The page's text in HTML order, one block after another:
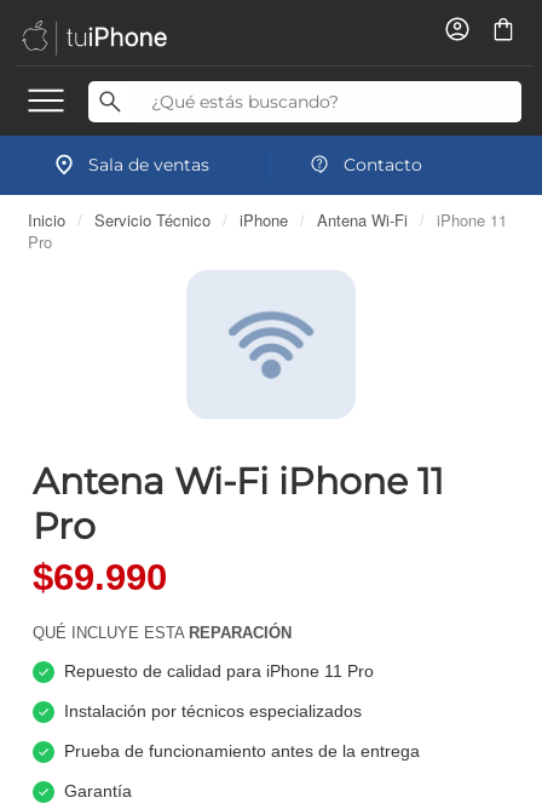
Sala de ventas Contacto
Inicio / Servicio Técnico / iPhone / Antena Wi-Fi / iPhone 11
Pro
Antena Wi-Fi iPhone 11
Pro
$69.990
QUÉ INCLUYE ESTA REPARACIÓN
Repuesto de calidad para iPhone 11 Pro
Instalación por técnicos especializados
Prueba de funcionamiento antes de la entrega
Garantía